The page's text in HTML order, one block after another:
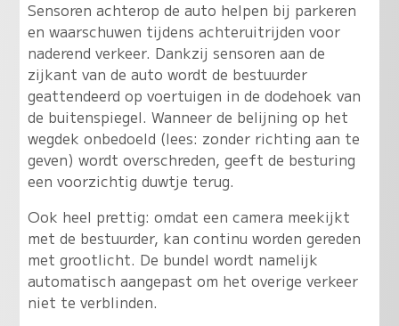
Sensoren achterop de auto helpen bij parkeren
en waarschuwen tijdens achteruitrijden voor
naderend verkeer. Dankzij sensoren aan de
zijkant van de auto wordt de bestuurder
geattendeerd op voertuigen in de dodehoek van
de buitenspiegel. Wanneer de belijning op het
wegdek onbedoeld (lees: zonder richting aan te
geven) wordt overschreden, geeft de besturing
een voorzichtig duwtje terug.
Ook heel prettig: omdat een camera meekijkt
met de bestuurder, kan continu worden gereden
met grootlicht. De bundel wordt namelijk
automatisch aangepast om het overige verkeer
niet te verblinden.